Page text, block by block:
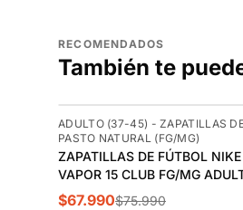
RECOMENDADOS
También te
-11%
ADULTO (37-45) - ZAPATILLAS
PASTO NATURAL (FG/MG)
ZAPATILLAS DE FÚTBOL
VAPOR 15 CLUB FG/MG
700
$67.990$75.990